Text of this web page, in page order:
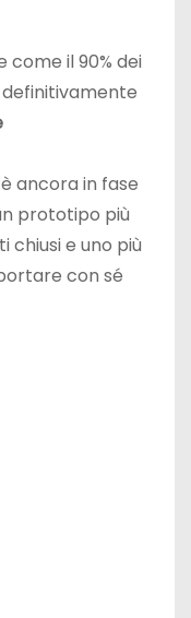
come il 90% dei
ancora in fase
prototipo più
e uno più
con sé